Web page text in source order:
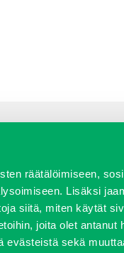
räätälöimiseen,
Lisäksi
siitä, miten käytät
joita olet antanut
evästeistä sekä
JT Vuokrakone
info(at)j-trading.fi